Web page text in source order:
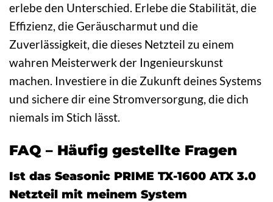
erlebe den Unterschied. Erlebe die Stabilität, die
Effizienz, die Geräuscharmut und die
Zuverlässigkeit, die dieses Netzteil zu einem
wahren Meisterwerk der Ingenieurskunst
machen. Investiere in die Zukunft deines Systems
und sichere dir eine Stromversorgung, die dich
niemals im Stich lässt.
FAQ – Häufig gestellte Fragen
Ist das Seasonic PRIME TX-1600 ATX 3.0
Netzteil mit meinem System